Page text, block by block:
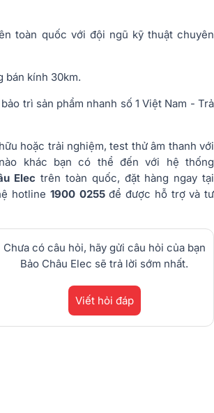
toàn quốc với đội ngũ kỹ thuật chuyên
bán kính 30km.
trì sản phẩm nhanh số 1 Việt Nam - Trả
hoặc trải nghiệm, test thử âm thanh với
khác bạn có thể đến với hệ thống
Elec trên toàn quốc, đặt hàng ngay tại
hotline 1900 0255để được hỗ trợ và tư
Chưa có câu hỏi, hãy gửi câu hỏi của bạn
Bảo Châu Elec sẽ trả lời sớm nhất.
Viết hỏi đáp